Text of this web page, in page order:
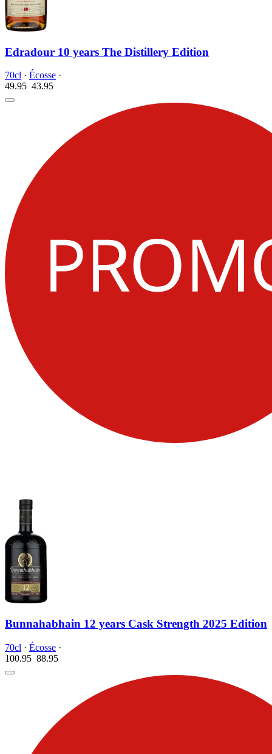
Edradour 10 years The Distillery Edition
70cl · Écosse ·
49.95 43.95
Bunnahabhain 12 years Cask Strength 2025 Edition
70cl · Écosse ·
100.95 88.95